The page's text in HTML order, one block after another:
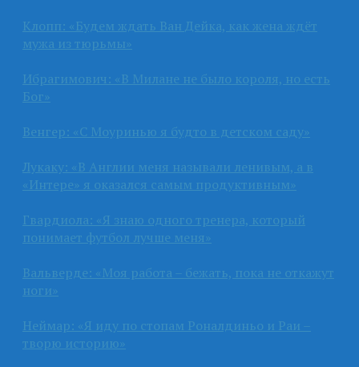
Клопп: «Будем ждать Ван Дейка, как жена ждёт
мужа из тюрьмы»
Ибрагимович: «В Милане не было короля, но есть
Бог»
Венгер: «С Моуринью я будто в детском саду»
Лукаку: «В Англии меня называли ленивым, а в
«Интере» я оказался самым продуктивным»
Гвардиола: «Я знаю одного тренера, который
понимает футбол лучше меня»
Вальверде: «Моя работа – бежать, пока не откажут
ноги»
Неймар: «Я иду по стопам Роналдиньо и Раи –
творю историю»